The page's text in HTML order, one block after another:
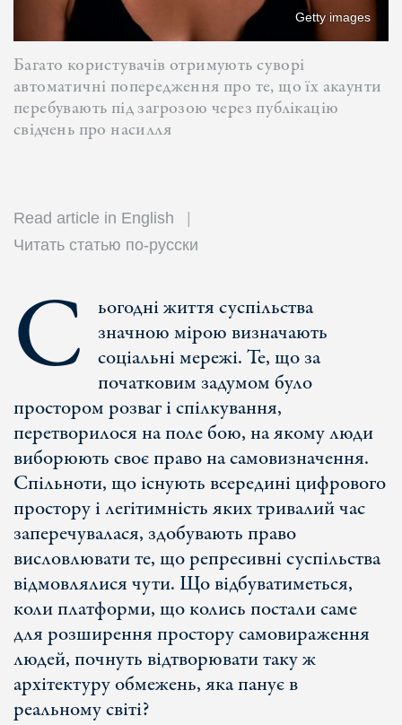
Getty images
Багато користувачів отримують суворі
автоматичні попередження про те, що їх акаунти
перебувають під загрозою через публікацію
свідчень про насилля
Read article in English
Читать статью по-русски
С
ьогодні життя суспільства
значною мірою визначають
соціальні мережі. Те, що за
початковим задумом було
простором розваг і спілкування,
перетворилося на поле бою, на якому люди
виборюють своє право на самовизначення.
Спільноти, що існують всередині цифрового
простору і легітимність яких тривалий час
заперечувалася, здобувають право
висловлювати те, що репресивні суспільства
відмовлялися чути. Що відбуватиметься,
коли платформи, що колись постали саме
для розширення простору самовираження
людей, почнуть відтворювати таку ж
архітектуру обмежень, яка панує в
реальному світі?